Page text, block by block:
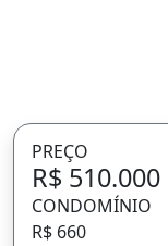
PREÇO
R$ 510.000
CONDOMÍNIO
R$ 660